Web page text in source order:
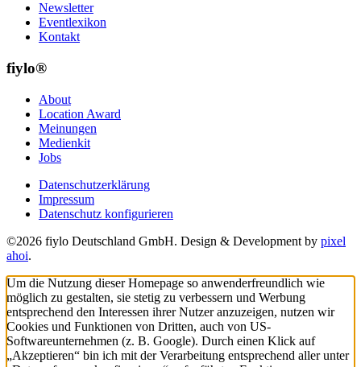
Newsletter
Eventlexikon
Kontakt
fiylo®
About
Location Award
Meinungen
Medienkit
Jobs
Datenschutzerklärung
Impressum
Datenschutz konfigurieren
©2026 fiylo Deutschland GmbH. Design & Development by pixel
ahoi.
Um die Nutzung dieser Homepage so anwenderfreundlich wie
möglich zu gestalten, sie stetig zu verbessern und Werbung
entsprechend den Interessen ihrer Nutzer anzuzeigen, nutzen wir
Cookies und Funktionen von Dritten, auch von US-
Softwareunternehmen (z. B. Google). Durch einen Klick auf
„Akzeptieren“ bin ich mit der Verarbeitung entsprechend aller unter